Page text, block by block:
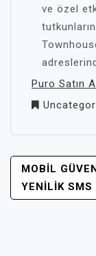
ve özel
Puro Satın
YAZI
GEZINMESI
MOBIL
YENILIK SMS